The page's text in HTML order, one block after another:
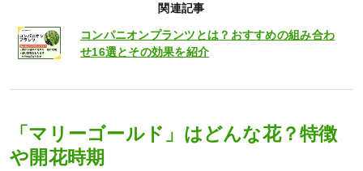
関連記事
コンパニオンプランツとは？おすすめの組み合わ
せ16選とその効果を紹介
「マリーゴールド」はどんな花？特徴
や開花時期